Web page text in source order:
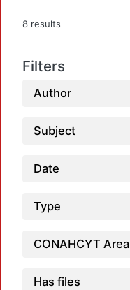
8 results
Filters
Author
Subject
Date
Type
CONAHCYT Area
Has files